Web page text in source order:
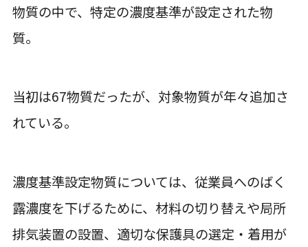
物質の中で、特定の濃度基準が設定された物
質。
当初は67物質だったが、対象物質が年々追加さ
れている。
濃度基準設定物質については、従業員へのばく
露濃度を下げるために、材料の切り替えや局所
排気装置の設置、適切な保護具の選定・着用が